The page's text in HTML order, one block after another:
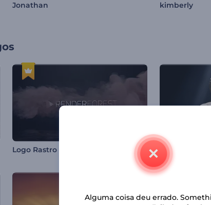
Jonathan kimberly
Logo Rastro de Explosão
Alguma coisa deu errado.